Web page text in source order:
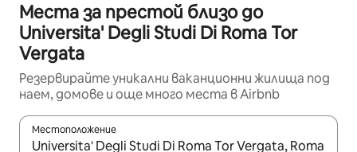
Места за престой близо до
Universita' Degli Studi Di Roma Tor
Vergata
Резервирайте уникални ваканционни жилища под
наем, домове и още много места в Airbnb
Местоположение
Когато резултатите се покажат, използвайте